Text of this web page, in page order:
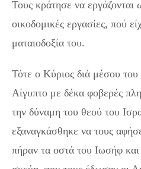
Τους κράτησε να εργάζονται
οικοδομικές εργασίες, πού
ματαιοδοξία του.
Τότε ο Κύριος διά μέσου
Αίγυπτο με δέκα φοβερές
την δύναμη του θεού του
εξαναγκάσθηκε να τους
πήραν τα οστά του Ιωσήφ